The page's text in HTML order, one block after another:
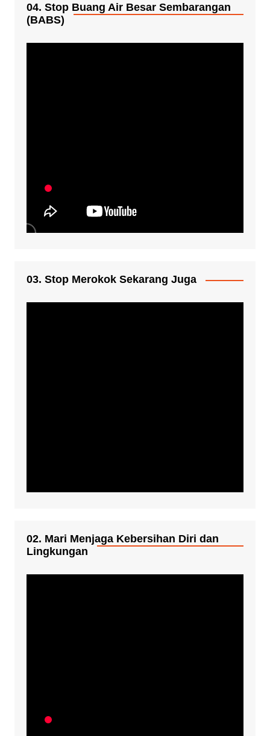
04. Stop Buang Air Besar Sembarangan
(BABS)
03. Stop Merokok Sekarang Juga
02. Mari Menjaga Kebersihan Diri dan
Lingkungan